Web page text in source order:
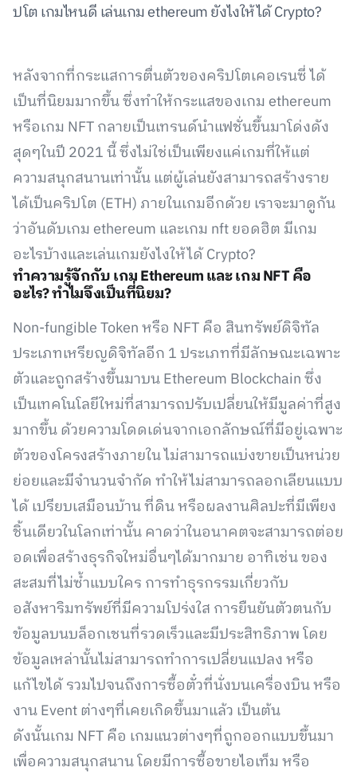
ปโต เกมไหนดี เล่นเกม ethereum ยังไงให้ได้ Crypto?
หลังจากที่กระแสการตื่นตัวของคริปโตเคอเรนซี่ ได้
เป็นที่นิยมมากขึ้น ซึ่งทำให้กระแสของเกม ethereum
หรือเกม NFT กลายเป็นเทรนด์นำแฟชั่นขึ้นมาโด่งดัง
สุดๆในปี 2021 นี้ ซึ่งไม่ใช่เป็นเพียงแค่เกมที่ให้แต่
ความสนุกสนานเท่านั้น แต่ผู้เล่นยังสามารถสร้างราย
ได้เป็นคริปโต (ETH) ภายในเกมอีกด้วย เราจะมาดูกัน
ว่าอันดับเกม ethereum และเกม nft ยอดฮิต มีเกม
อะไรบ้างและเล่นเกมยังไงให้ได้ Crypto?
ทำความรู้จักกับ เกม Ethereum และ เกม NFT คือ
อะไร? ทำไมจึงเป็นที่นิยม?
Non-fungible Token หรือ NFT คือ สินทรัพย์ดิจิทัล
ประเภทเหรียญดิจิทัลอีก 1 ประเภทที่มีลักษณะเฉพาะ
ตัวและถูกสร้างขึ้นมาบน Ethereum Blockchain ซึ่ง
เป็นเทคโนโลยีใหม่ที่สามารถปรับเปลี่ยนให้มีมูลค่าที่สูง
มากขึ้น ด้วยความโดดเด่นจากเอกลักษณ์ที่มีอยู่เฉพาะ
ตัวของโครงสร้างภายใน ไม่สามารถแบ่งขายเป็นหน่วย
ย่อยและมีจำนวนจำกัด ทำให้ไม่สามารถลอกเลียนแบบ
ได้ เปรียบเสมือนบ้าน ที่ดิน หรือผลงานศิลปะที่มีเพียง
ชิ้นเดียวในโลกเท่านั้น คาดว่าในอนาคตจะสามารถต่อย
อดเพื่อสร้างธุรกิจใหม่อื่นๆได้มากมาย อาทิเช่น ของ
สะสมที่ไม่ซ้ำแบบใคร การทำธุรกรรมเกี่ยวกับ
อสังหาริมทรัพย์ที่มีความโปร่งใส การยืนยันตัวตนกับ
ข้อมูลบนบล็อกเชนที่รวดเร็วและมีประสิทธิภาพ โดย
ข้อมูลเหล่านั้นไม่สามารถทำการเปลี่ยนแปลง หรือ
แก้ไขได้ รวมไปจนถึงการซื้อตั๋วที่นั่งบนเครื่องบิน หรือ
งาน Event ต่างๆที่เคยเกิดขึ้นมาแล้ว เป็นต้น
ดังนั้นเกม NFT คือ เกมแนวต่างๆที่ถูกออกแบบขึ้นมา
เพื่อความสนุกสนาน โดยมีการซื้อขายไอเท็ม หรือ